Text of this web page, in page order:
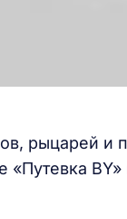
рыцарей и
«Путевка